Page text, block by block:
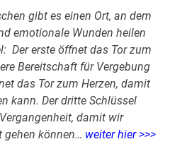
gibt es einen Ort, an dem
emotionale Wunden heilen
Der erste öffnet das Tor zum
Bereitschaft für Vergebung
das Tor zum Herzen, damit
kann. Der dritte Schlüssel
damit wir
gehen können… weiter hier >>>